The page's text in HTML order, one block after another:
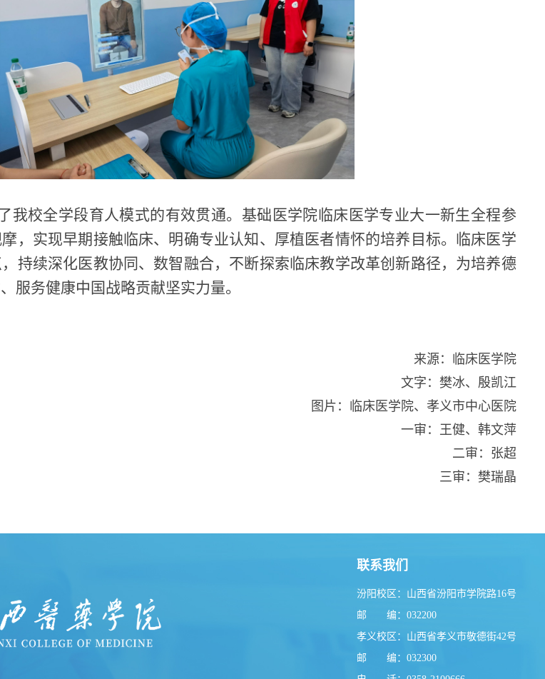
我校全学段育人模式的有效贯通。基础医学院临床医学专业大一新生全程参
，实现早期接触临床、明确专业认知、厚植医者情怀的培养目标。临床医学
持续深化医教协同、数智融合，不断探索临床教学改革创新路径，为培养德
服务健康中国战略贡献坚实力量。
来源：临床医学院
文字：樊冰、殷凯江
图片：临床医学院、孝义市中心医院
一审：王健、韩文萍
二审：张超
三审：樊瑞晶
联系我们
汾阳校区：山西省汾阳市学院路16号
邮 编：032200
孝义校区：山西省孝义市敬德街42号
邮 编：032300